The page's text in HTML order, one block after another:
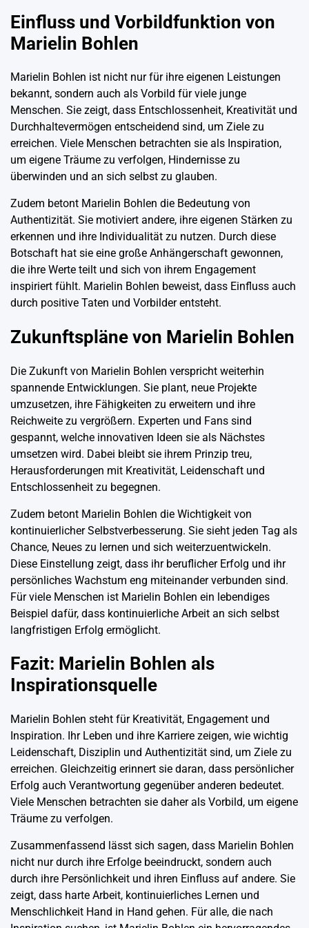
Einfluss und Vorbildfunktion von
Marielin Bohlen
Marielin Bohlen ist nicht nur für ihre eigenen Leistungen
bekannt, sondern auch als Vorbild für viele junge
Menschen. Sie zeigt, dass Entschlossenheit, Kreativität und
Durchhaltevermögen entscheidend sind, um Ziele zu
erreichen. Viele Menschen betrachten sie als Inspiration,
um eigene Träume zu verfolgen, Hindernisse zu
überwinden und an sich selbst zu glauben.
Zudem betont Marielin Bohlen die Bedeutung von
Authentizität. Sie motiviert andere, ihre eigenen Stärken zu
erkennen und ihre Individualität zu nutzen. Durch diese
Botschaft hat sie eine große Anhängerschaft gewonnen,
die ihre Werte teilt und sich von ihrem Engagement
inspiriert fühlt. Marielin Bohlen beweist, dass Einfluss auch
durch positive Taten und Vorbilder entsteht.
Zukunftspläne von Marielin Bohlen
Die Zukunft von Marielin Bohlen verspricht weiterhin
spannende Entwicklungen. Sie plant, neue Projekte
umzusetzen, ihre Fähigkeiten zu erweitern und ihre
Reichweite zu vergrößern. Experten und Fans sind
gespannt, welche innovativen Ideen sie als Nächstes
umsetzen wird. Dabei bleibt sie ihrem Prinzip treu,
Herausforderungen mit Kreativität, Leidenschaft und
Entschlossenheit zu begegnen.
Zudem betont Marielin Bohlen die Wichtigkeit von
kontinuierlicher Selbstverbesserung. Sie sieht jeden Tag als
Chance, Neues zu lernen und sich weiterzuentwickeln.
Diese Einstellung zeigt, dass ihr beruflicher Erfolg und ihr
persönliches Wachstum eng miteinander verbunden sind.
Für viele Menschen ist Marielin Bohlen ein lebendiges
Beispiel dafür, dass kontinuierliche Arbeit an sich selbst
langfristigen Erfolg ermöglicht.
Fazit: Marielin Bohlen als
Inspirationsquelle
Marielin Bohlen steht für Kreativität, Engagement und
Inspiration. Ihr Leben und ihre Karriere zeigen, wie wichtig
Leidenschaft, Disziplin und Authentizität sind, um Ziele zu
erreichen. Gleichzeitig erinnert sie daran, dass persönlicher
Erfolg auch Verantwortung gegenüber anderen bedeutet.
Viele Menschen betrachten sie daher als Vorbild, um eigene
Träume zu verfolgen.
Zusammenfassend lässt sich sagen, dass Marielin Bohlen
nicht nur durch ihre Erfolge beeindruckt, sondern auch
durch ihre Persönlichkeit und ihren Einfluss auf andere. Sie
zeigt, dass harte Arbeit, kontinuierliches Lernen und
Menschlichkeit Hand in Hand gehen. Für alle, die nach